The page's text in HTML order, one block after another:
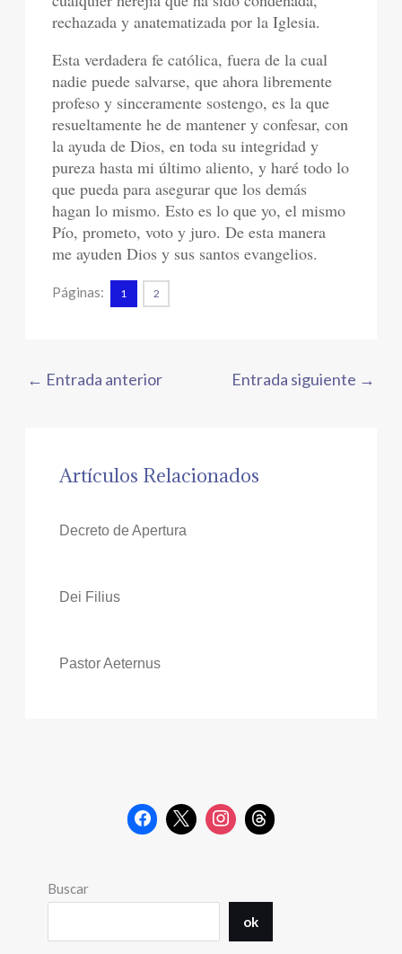
rechazada y anatematizada por la Iglesia.
Esta verdadera fe católica, fuera de la cual
nadie puede salvarse, que ahora libremente
profeso y sinceramente sostengo, es la que
resueltamente he de mantener y confesar, con
la ayuda de Dios, en toda su integridad y
pureza hasta mi último aliento, y haré todo lo
que pueda para asegurar que los demás
hagan lo mismo. Esto es lo que yo, el mismo
Pío, prometo, voto y juro. De esta manera
me ayuden Dios y sus santos evangelios.
Páginas: 1 2
← Entrada anterior Entrada siguiente →
Artículos Relacionados
Decreto de Apertura
Dei Filius
Pastor Aeternus
Buscar
ok